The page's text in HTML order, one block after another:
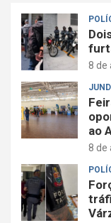
8 de
ao
8 de